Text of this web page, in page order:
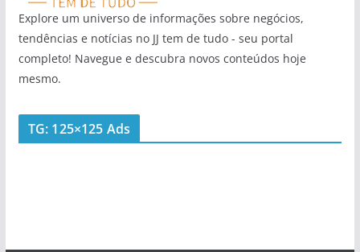
Explore um universo de informações sobre negócios,
tendências e notícias no JJ tem de tudo - seu portal
completo! Navegue e descubra novos conteúdos hoje
mesmo.
TG: 125×125 Ads